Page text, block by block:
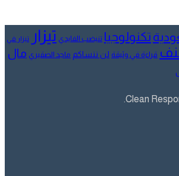
تكنولوجيا تنيضب الفايدي تيزار تيزار في
قراءة في وثيقة لن ننساكم ماجد الصقيري مال
Clean